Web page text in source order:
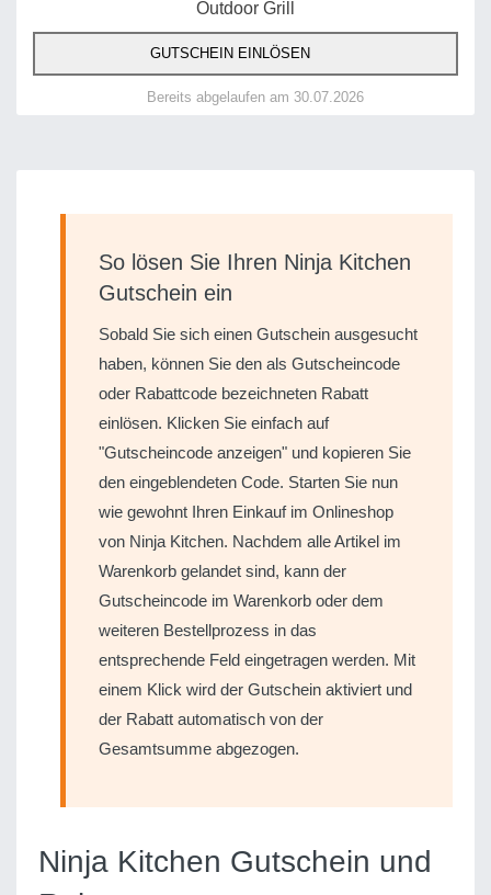
GUTSCHEIN EINLÖSEN
Bereits abgelaufen am 30.07.2026
So lösen Sie Ihren Ninja Kitchen
Gutschein ein
Sobald Sie sich einen Gutschein ausgesucht
haben, können Sie den als Gutscheincode
oder Rabattcode bezeichneten Rabatt
einlösen. Klicken Sie einfach auf
"Gutscheincode anzeigen" und kopieren Sie
den eingeblendeten Code. Starten Sie nun
wie gewohnt Ihren Einkauf im Onlineshop
von Ninja Kitchen. Nachdem alle Artikel im
Warenkorb gelandet sind, kann der
Gutscheincode im Warenkorb oder dem
weiteren Bestellprozess in das
entsprechende Feld eingetragen werden. Mit
einem Klick wird der Gutschein aktiviert und
der Rabatt automatisch von der
Gesamtsumme abgezogen.
Ninja Kitchen Gutschein und